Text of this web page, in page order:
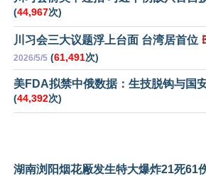
(44,967次)
川习会三大议题浮上台面 台湾居首位
2026/5/5 (61,491次)
美FDA拟禁中俄数据：生技脱钩与国
(44,392次)
湖南浏阳烟花厰发生特大爆炸21死61